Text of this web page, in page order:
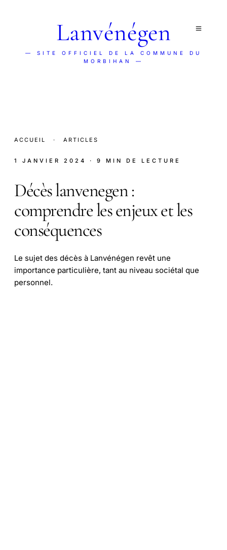
Lanvénégen
— SITE OFFICIEL DE LA COMMUNE DU
MORBIHAN —
ACCUEIL · ARTICLES
1 JANVIER 2024 · 9 MIN DE LECTURE
Décès lanvenegen :
comprendre les enjeux et les
conséquences
Le sujet des décès à Lanvénégen revêt une
importance particulière, tant au niveau sociétal que
personnel.